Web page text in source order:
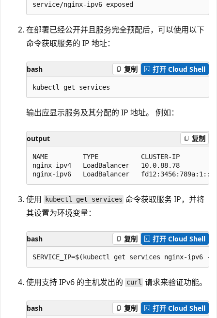
在部署已经公开并且服务完全预配后，可以使用以下
命令获取服务的 IP 地址：
bash 复制 打开 Cloud Shell
输出应显示服务及其分配的 IP 地址。 例如：
output 复制
NAME         TYPE           CLUSTER-IP
nginx-ipv4   LoadBalancer   10.0.88.78
使用 kubectl get services 命令获取服务 IP，并将
其设置为环境变量：
bash 复制 打开 Cloud Shell
使用支持 IPv6 的主机发出的 curl 请求来验证功能。
bash 复制 打开 Cloud Shell